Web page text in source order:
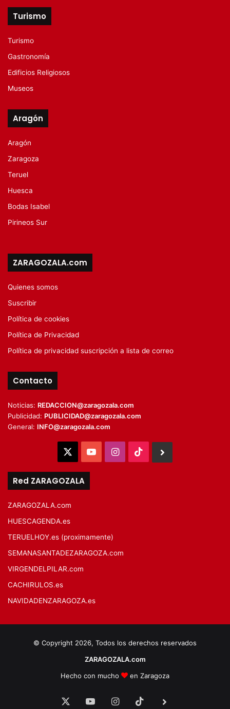
Turismo
Turismo
Gastronomía
Edificios Religiosos
Museos
Aragón
Aragón
Zaragoza
Teruel
Huesca
Bodas Isabel
Pirineos Sur
ZARAGOZALA.com
Quienes somos
Suscribir
Política de cookies
Política de Privacidad
Política de privacidad suscripción a lista de correo
Contacto
Noticias: REDACCION@zaragozala.com
Publicidad: PUBLICIDAD@zaragozala.com
General: INFO@zaragozala.com
YouTubeInstagram
TikTok
Red ZARAGOZALA
ZARAGOZALA.com
HUESCAGENDA.es
TERUELHOY.es (proximamente)
SEMANASANTADEZARAGOZA.com
VIRGENDELPILAR.com
CACHIRULOS.es
NAVIDADENZARAGOZA.es
© Copyright 2026, Todos los derechos reservados
ZARAGOZALA.com
Hecho con mucho
en Zaragoza
YouTubeInstagram
TikTok